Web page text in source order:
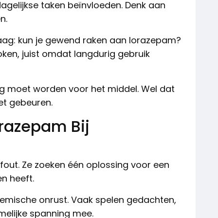
taken beïnvloeden. Denk aan
kun je gewend raken aan lorazepam?
juist omdat langdurig gebruik
moet worden voor het middel. Wel dat
gebeuren.
Bij
Ze zoeken één oplossing voor een
heeft.
onrust. Vaak spelen gedachten,
spanning mee.